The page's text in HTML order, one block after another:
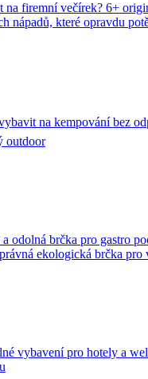
na firemní večírek? 6+
nápadů, které opravdu
na kempování bez
outdoor
odolná brčka pro gastro
ekologická brčka pro
vybavení pro hotely a